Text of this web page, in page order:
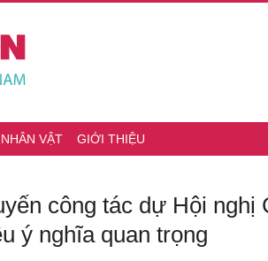
NHÂN VẬT GIỚI THIỆU
công tác dự Hội nghị
ý nghĩa quan trọng